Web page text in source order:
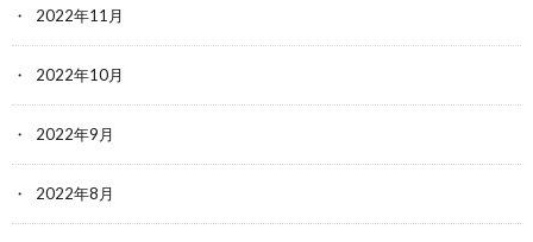
2022年11月
2022年10月
2022年9月
2022年8月